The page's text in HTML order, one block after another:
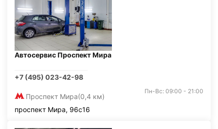
Автосервис Проспект Мира
+7 (495) 023-42-98
Проспект Мира(0,4 км)
Пн-Вс: 09:00 - 21:00
проспект Мира, 96с16